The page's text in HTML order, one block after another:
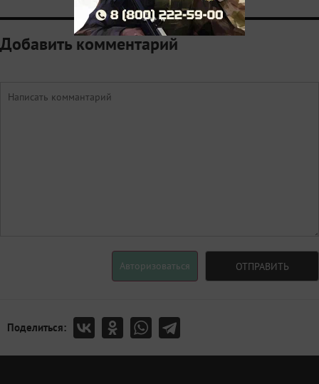
Добавить комментарий
Авторизоваться ОТПРАВИТЬ
Поделиться: